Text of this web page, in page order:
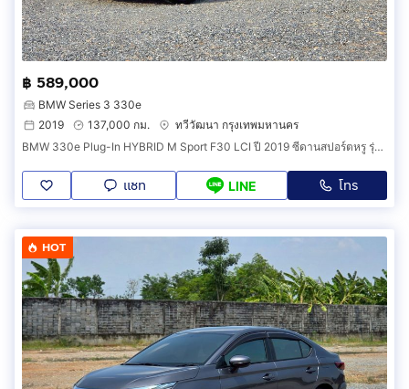
฿ 589,000
BMW Series 3 330e
2019
137,000 กม.
ทวีวัฒนา กรุงเทพมหานคร
BMW 330e Plug-In HYBRID M Sport F30 LCI ปี 2019 ซีดานสปอร์ตหรู รุ่นท็อปสุด ขับสนุก แรง ประหยัด
แชท LINE โทร
HOT